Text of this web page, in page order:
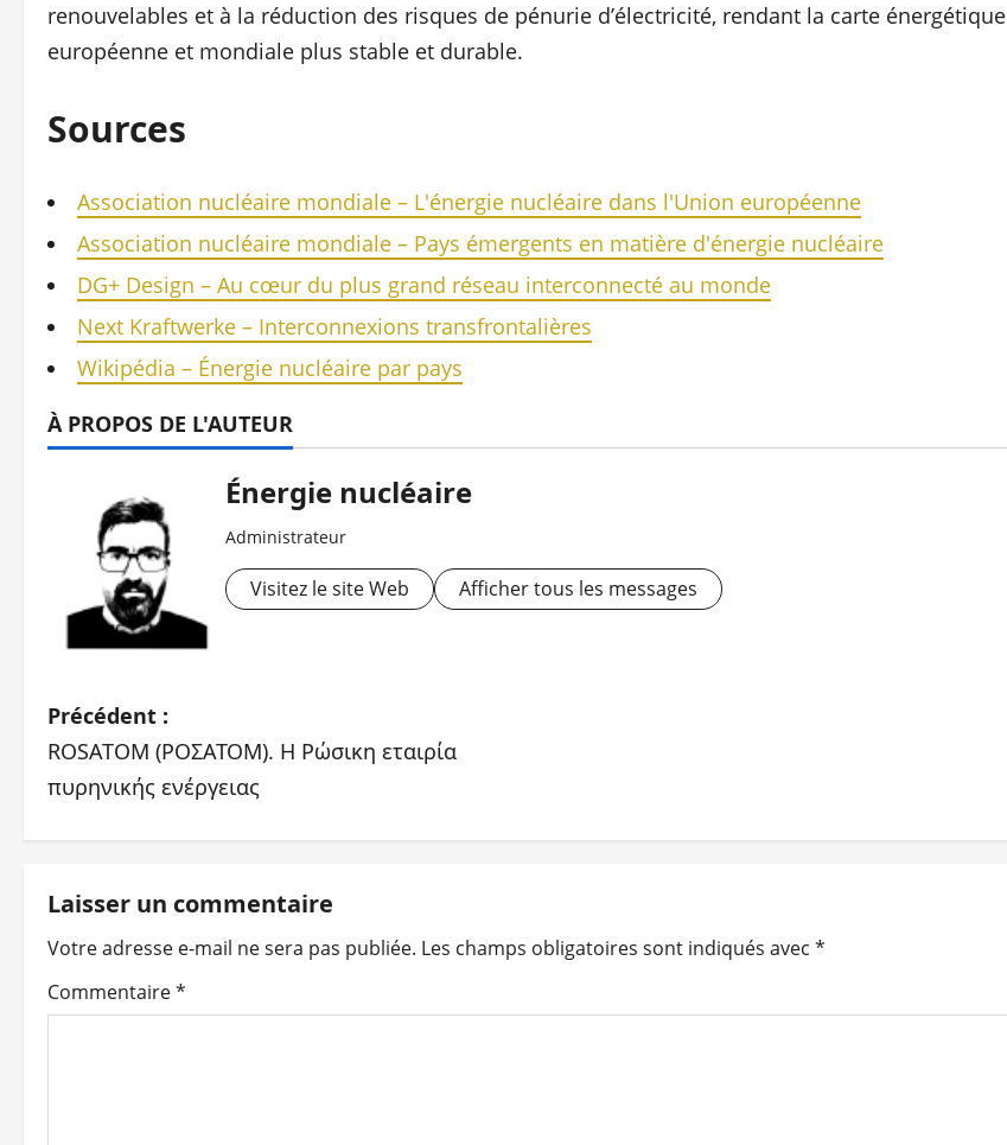
renouvelables et à la réduction des risques de pénurie d’électricité, rendant la carte énergétique
européenne et mondiale plus stable et durable.
Sources
Association nucléaire mondiale – L'énergie nucléaire dans l'Union européenne
Association nucléaire mondiale – Pays émergents en matière d'énergie nucléaire
DG+ Design – Au cœur du plus grand réseau interconnecté au monde
Next Kraftwerke – Interconnexions transfrontalières
Wikipédia – Énergie nucléaire par pays
À PROPOS DE L'AUTEUR
Énergie nucléaire
Administrateur
Visitez le site Web Afficher tous les messages
N
a
g
a
t
Précédent :
ROSATOM (ΡΟΣΑΤΟΜ). Η Ρώσικη εταιρία
πυρηνικής ενέργειας
Laisser un commentaire
Votre adresse e-mail ne sera pas publiée. Les champs obligatoires sont indiqués avec *
Commentaire*